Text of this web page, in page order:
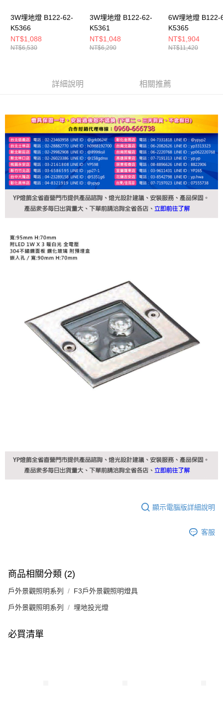
3W埋地燈 B122-62-
K5366
NT$1,088
NT$6,530
3W埋地燈 B122-62-
K5361
NT$1,048
NT$6,290
6W埋地燈 B122-
K5365
NT$1,904
NT$11,420
詳細說明 相關推薦
顯示電腦版詳細說明
客服
商品相關分類 (2)
戶外景觀照明系列 F3戶外景觀照明燈具
戶外景觀照明系列 埋地投光燈
必買清單